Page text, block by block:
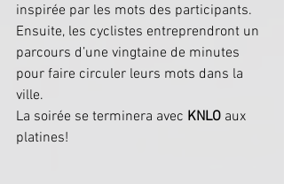
inspirée par les mots des participants.
Ensuite, les cyclistes entreprendront un
parcours d’une vingtaine de minutes
pour faire circuler leurs mots dans la
ville.
La soirée se terminera avec KNLO aux
platines!